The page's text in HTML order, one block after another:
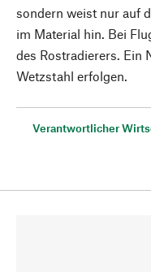
sondern weist nur auf
im Material hin. Bei
des Rostradierers. Ein
Wetzstahl erfolgen.
Verantwortlicher